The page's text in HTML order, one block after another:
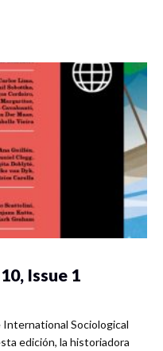
Issue 1
Sociological
edición, la historiadora